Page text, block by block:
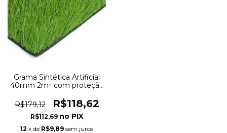
Grama Sintética Artificial
40mm 2m² com proteção
1,00m
R$179,12 R$118,62
R$112,69
12 x de R$9,89 sem juros